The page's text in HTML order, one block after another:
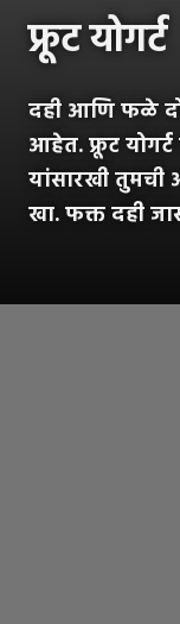
फ्रूट योगर्ट
दही आणि फळे
आहेत. फ्रूट योगर्ट
यांसारखी
खा. फक्त दही